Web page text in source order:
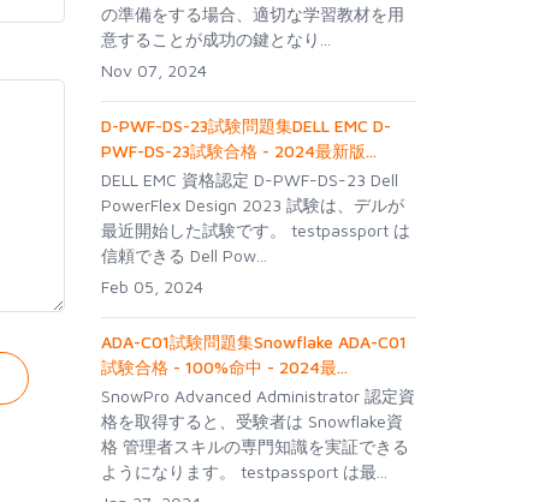
の準備をする場合、適切な学習教材を用
意することが成功の鍵となり...
Nov 07, 2024
D-PWF-DS-23試験問題集DELL EMC D-
PWF-DS-23試験合格 - 2024最新版...
DELL EMC 資格認定 D-PWF-DS-23 Dell
PowerFlex Design 2023 試験は、デルが
最近開始した試験です。 testpassport は
信頼できる Dell Pow...
Feb 05, 2024
ADA-C01試験問題集Snowflake ADA-C01
試験合格 - 100%命中 - 2024最...
SnowPro Advanced Administrator 認定資
格を取得すると、受験者は Snowflake資
格 管理者スキルの専門知識を実証できる
ようになります。 testpassport は最...